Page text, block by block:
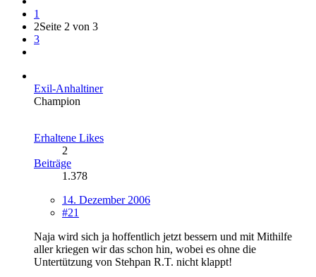
1
2Seite 2 von 3
3
Exil-Anhaltiner
Champion
Erhaltene Likes
2
Beiträge
1.378
14. Dezember 2006
#21
Naja wird sich ja hoffentlich jetzt bessern und mit Mithilfe
aller kriegen wir das schon hin, wobei es ohne die
Untertützung von Stehpan R.T. nicht klappt!